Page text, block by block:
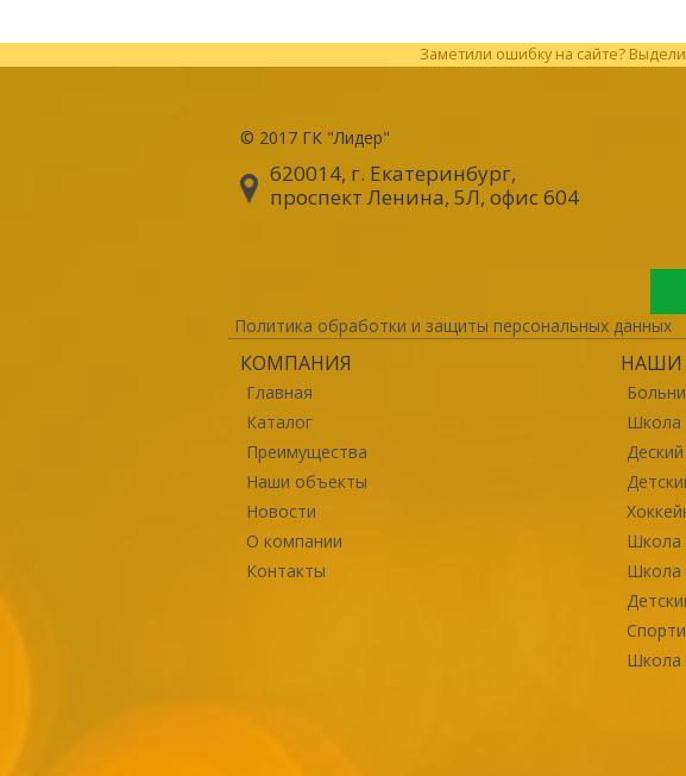
Заметили ошибку на сайте?
© 2017 ГК "Лидер"
620014, г. Екатеринбург,
проспект Ленина, 5Л, офис 604
Политика обработки и защиты персональных данных
КОМПАНИЯ
Главная
Каталог
Преимущества
Наши объекты
Новости
О компании
Контакты
НАШИ
Школа
Школа
Школа
Школа